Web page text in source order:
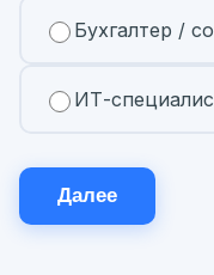
Бухгалтер /
ИТ-
Далее